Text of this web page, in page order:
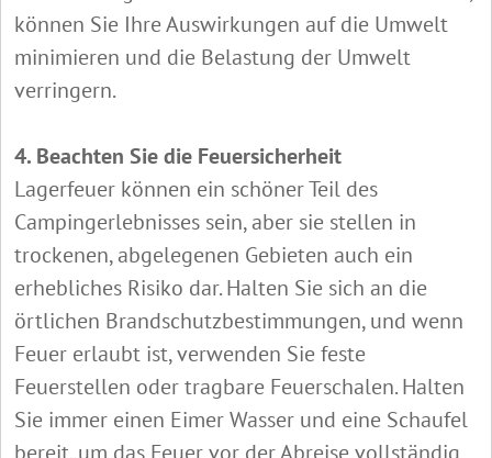
können Sie Ihre Auswirkungen auf die Umwelt
minimieren und die Belastung der Umwelt
verringern.
4. Beachten Sie die Feuersicherheit
Lagerfeuer können ein schöner Teil des
Campingerlebnisses sein, aber sie stellen in
trockenen, abgelegenen Gebieten auch ein
erhebliches Risiko dar. Halten Sie sich an die
örtlichen Brandschutzbestimmungen, und wenn
Feuer erlaubt ist, verwenden Sie feste
Feuerstellen oder tragbare Feuerschalen. Halten
Sie immer einen Eimer Wasser und eine Schaufel
bereit, um das Feuer vor der Abreise vollständig